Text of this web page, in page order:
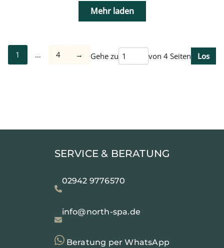
Mehr laden
1 … 4 → Gehe zu von 4 Seiten Los
SERVICE & BERATUNG
02942 9776570
info@north-spa.de
Beratung per WhatsApp